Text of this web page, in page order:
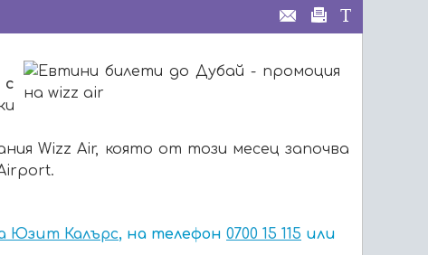
с
Wizz Air, която от този месец започва
Юзит Калърс, на телефон 0700 15 115 или